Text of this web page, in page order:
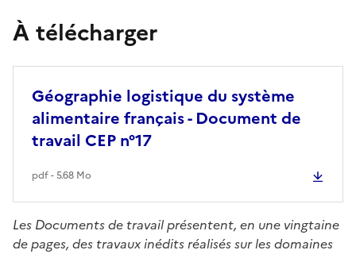
À télécharger
Géographie logistique du système
alimentaire français - Document de
travail CEP n°17
pdf - 5.68 Mo
Les Documents de travail présentent, en une vingtaine
de pages, des travaux inédits réalisés sur les domaines